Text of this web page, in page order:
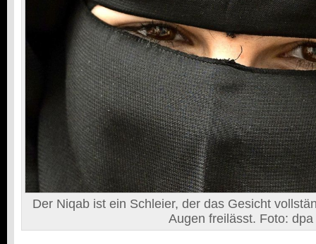
Der Niqab ist ein Schleier, der das Gesicht
Augen freilässt. Foto: dpa